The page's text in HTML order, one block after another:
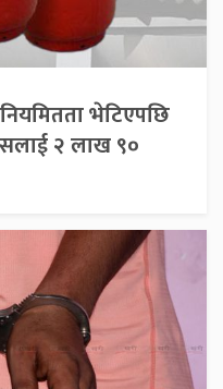
भेटिएपछि
२ लाख ९०